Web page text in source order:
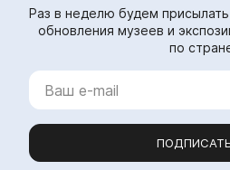
Раз в неделю будем
обновления музеев и
по